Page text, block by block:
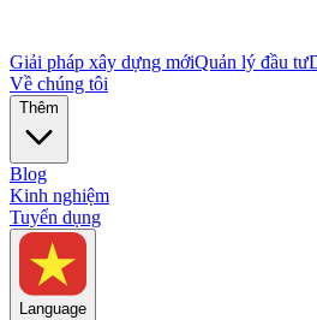
Giải pháp xây dựng mớiQuản lý đầu tư
Về chúng tôi
Thêm
Blog
Kinh nghiệm
Tuyển dụng
Language